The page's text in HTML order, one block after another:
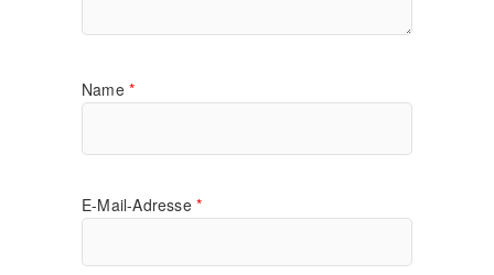
Name *
E-Mail-Adresse *